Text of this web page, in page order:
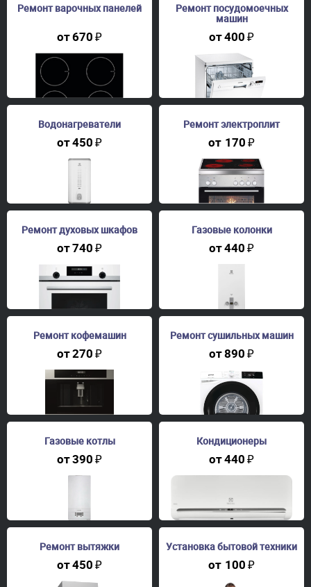
Ремонт варочных панелей
от670₽
Ремонт посудомоечных
машин
от400₽
Водонагреватели
от450₽
Ремонт электроплит
от 170₽
Ремонт духовых шкафов
от740₽
Газовые колонки
от440₽
Ремонт кофемашин
от270₽
Ремонт сушильных машин
от890₽
Газовые котлы
от390₽
Кондиционеры
от440₽
Ремонт вытяжки
от450₽
Установка бытовой техники
от 100₽